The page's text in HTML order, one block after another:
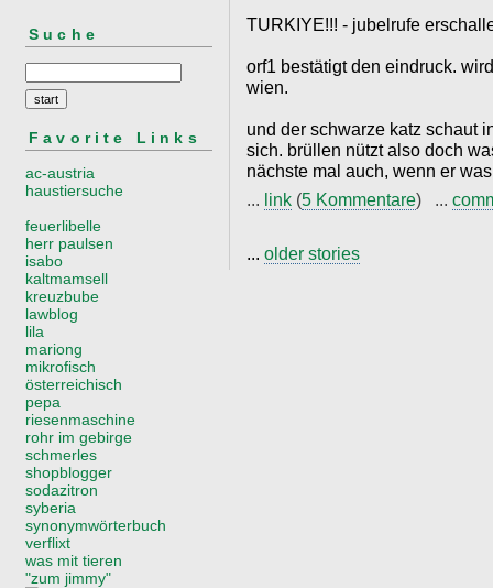
Suche
Favorite Links
ac-austria
haustiersuche
feuerlibelle
herr paulsen
isabo
kaltmamsell
kreuzbube
lawblog
lila
mariong
mikrofisch
österreichisch
pepa
riesenmaschine
rohr im gebirge
schmerles
shopblogger
sodazitron
syberia
synonymwörterbuch
verflixt
was mit tieren
"zum jimmy"
TURKIYE!!! - jubelrufe
orf1 bestätigt den eindruck.
wien.
und der schwarze katz schaut
sich. brüllen nützt also doch
nächste mal auch, wenn er
... link (5 Kommentare) ...
... older stories